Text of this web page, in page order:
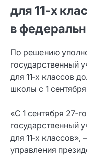
для 11‑х
в
По решению
государственный
для 11‑х классов
школы с 1
«С 1 сентября
государственный
для 11‑х
управления